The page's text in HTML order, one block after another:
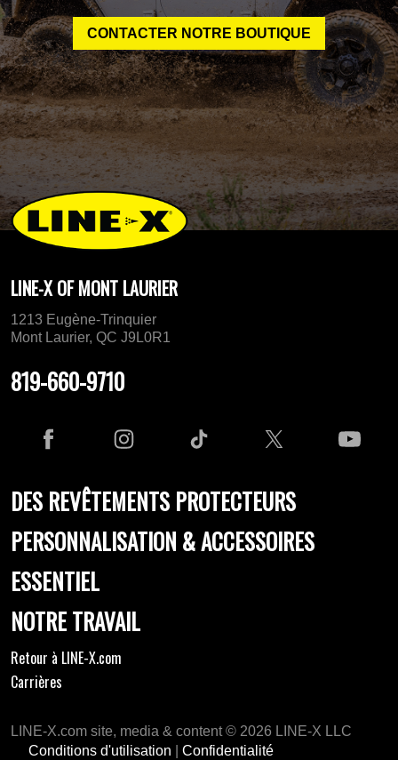
CONTACTER NOTRE BOUTIQUE
LINE-X OF MONT LAURIER
1213 Eugène-Trinquier
Mont Laurier, QC J9L0R1
819-660-9710
DES REVÊTEMENTS PROTECTEURS
PERSONNALISATION & ACCESSOIRES
ESSENTIEL
NOTRE TRAVAIL
Retour à LINE-X.com
Carrières
LINE-X.com site, media & content © 2026 LINE-X LLC
Conditions d'utilisation
Confidentialité